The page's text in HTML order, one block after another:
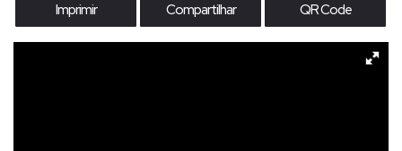
Imprimir Compartilhar QR Code